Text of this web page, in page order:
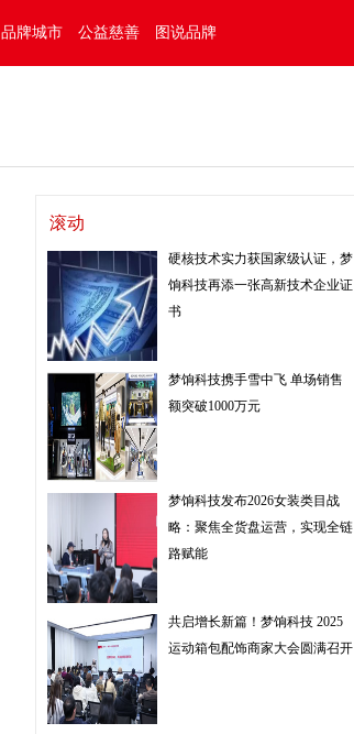
品牌城市 公益慈善 图说品牌
滚动
硬核技术实力获国家级认证，梦
饷科技再添一张高新技术企业证
书
梦饷科技携手雪中飞 单场销售
额突破1000万元
梦饷科技发布2026女装类目战
略：聚焦全货盘运营，实现全链
路赋能
共启增长新篇！梦饷科技 2025
运动箱包配饰商家大会圆满召开